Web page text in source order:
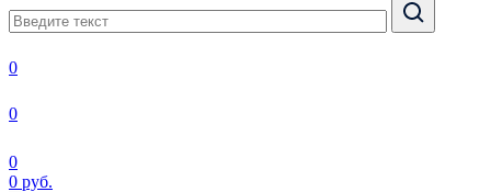
0
0
0
0 руб.